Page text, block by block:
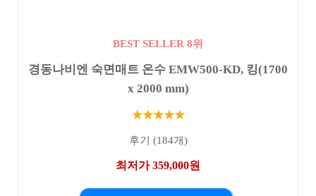
BEST SELLER 8위
경동나비엔 숙면매트 온수 EMW500-KD, 킹(1700
x 2000 mm)
★★★★★
후기 (184개)
최저가 359,000원